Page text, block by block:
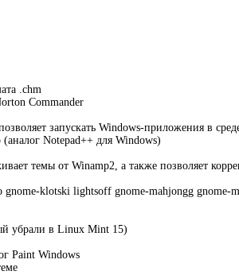
.chm
Commander
запускать Windows-приложения в
Notepad++ для Windows)
темы от Winamp2, а также позволяет
klotski lightsoff gnome-mahjongg gnome-
убрали в Linux Mint 15)
Paint Windows